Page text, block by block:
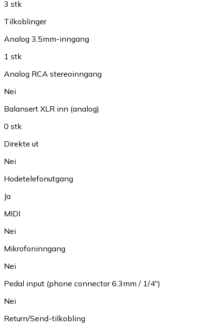
3 stk
Tilkoblinger
Analog 3,5mm-inngang
1 stk
Analog RCA stereoinngang
Nei
Balansert XLR inn (analog)
0 stk
Direkte ut
Nei
Hodetelefonutgang
Ja
MIDI
Nei
Mikrofoninngang
Nei
Pedal input (phone connector 6.3mm / 1/4")
Nei
Return/Send-tilkobling